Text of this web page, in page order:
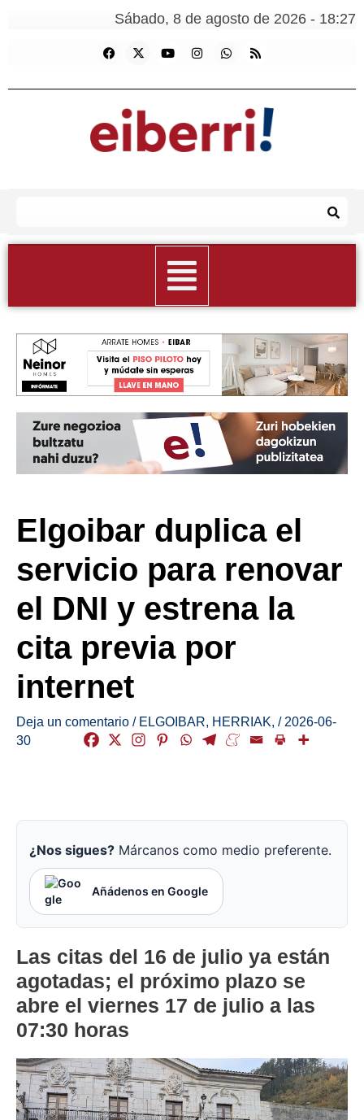
Sábado, 8 de agosto de 2026 - 18:27
Elgoibar duplica el
servicio para renovar
el DNI y estrena la
cita previa por
internet
Deja un comentario / ELGOIBAR, HERRIAK, / 2026-06-
30
¿Nos sigues? Márcanos como medio preferente.
Añádenos en Google
Las citas del 16 de julio ya están
agotadas; el próximo plazo se
abre el viernes 17 de julio a las
07:30 horas